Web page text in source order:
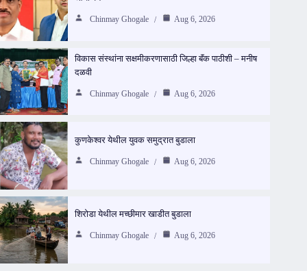
Chinmay Ghogale Aug 6, 2026
विकास संस्थांना सक्षमीकरणासाठी जिल्हा बॅंक पाठीशी – मनीष
दळवी
Chinmay Ghogale Aug 6, 2026
कुणकेश्वर येथील युवक समुद्रात बुडाला
Chinmay Ghogale Aug 6, 2026
शिरोडा येथील मच्छीमार खाडीत बुडाला
Chinmay Ghogale Aug 6, 2026